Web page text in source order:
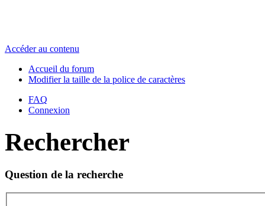
Accéder au contenu
Accueil du forum
Modifier la taille de la police de caractères
FAQ
Connexion
Rechercher
Question de la recherche